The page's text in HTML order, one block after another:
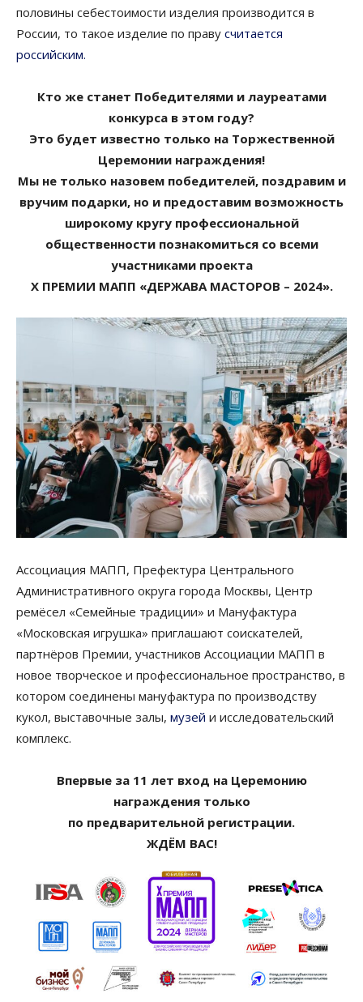
половины себестоимости изделия производится в
России, то такое изделие по праву считается
российским.
Кто же станет Победителями и лауреатами
конкурса в этом году?
Это будет известно только на Торжественной
Церемонии награждения!
Мы не только назовем победителей, поздравим и
вручим подарки, но и предоставим возможность
широкому кругу профессиональной
общественности познакомиться со всеми
участниками проекта
X ПРЕМИИ МАПП «ДЕРЖАВА МАСТОРОВ – 2024».
Ассоциация МАПП, Префектура Центрального
Административного округа города Москвы, Центр
ремёсел «Семейные традиции» и Мануфактура
«Московская игрушка» приглашают соискателей,
партнёров Премии, участников Ассоциации МАПП в
новое творческое и профессиональное пространство, в
котором соединены мануфактура по производству
кукол, выставочные залы, музей и исследовательский
комплекс.
Впервые за 11 лет вход на Церемонию
награждения только
по предварительной регистрации.
ЖДЁМ ВАС!